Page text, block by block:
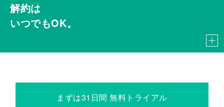
解約は
いつでもOK。
まずは31日間 無料トライアル